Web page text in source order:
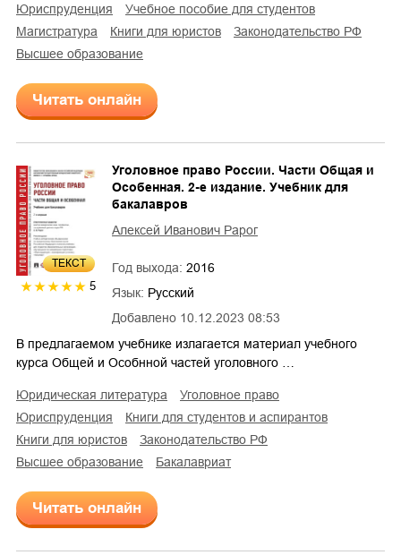
юриспруденция
учебное пособие для студентов
магистратура
книги для юристов
законодательство РФ
высшее образование
Читать онлайн
ТЕКСТ
5
Добавлено 10.12.2023 08:53
Уголовное право России. Части Общая и
Особенная. 2-е издание. Учебник для
бакалавров
Алексей Иванович Рарог
Год выхода: 2016
Язык: Русский
В предлагаемом учебнике излагается материал учебного
курса Общей и Особнной частей уголовного …
юридическая литература
уголовное право
юриспруденция
книги для студентов и аспирантов
книги для юристов
законодательство РФ
высшее образование
бакалавриат
Читать онлайн